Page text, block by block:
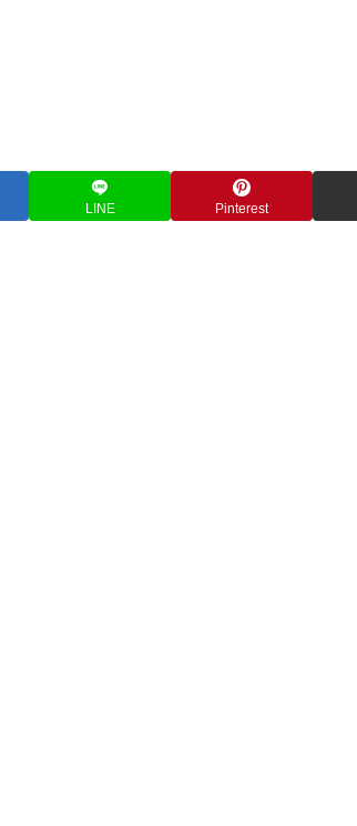
LINE Pinterest